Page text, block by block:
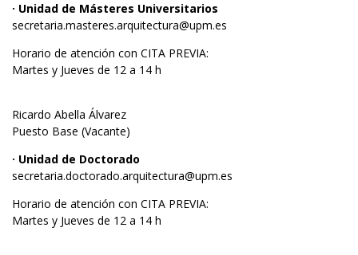
· Unidad de Másteres Universitarios
secretaria.masteres.arquitectura@upm.es
Horario de atención con CITA PREVIA:
Martes y Jueves de 12 a 14 h
Ricardo Abella Álvarez
Puesto Base (Vacante)
· Unidad de Doctorado
secretaria.doctorado.arquitectura@upm.es
Horario de atención con CITA PREVIA:
Martes y Jueves de 12 a 14 h